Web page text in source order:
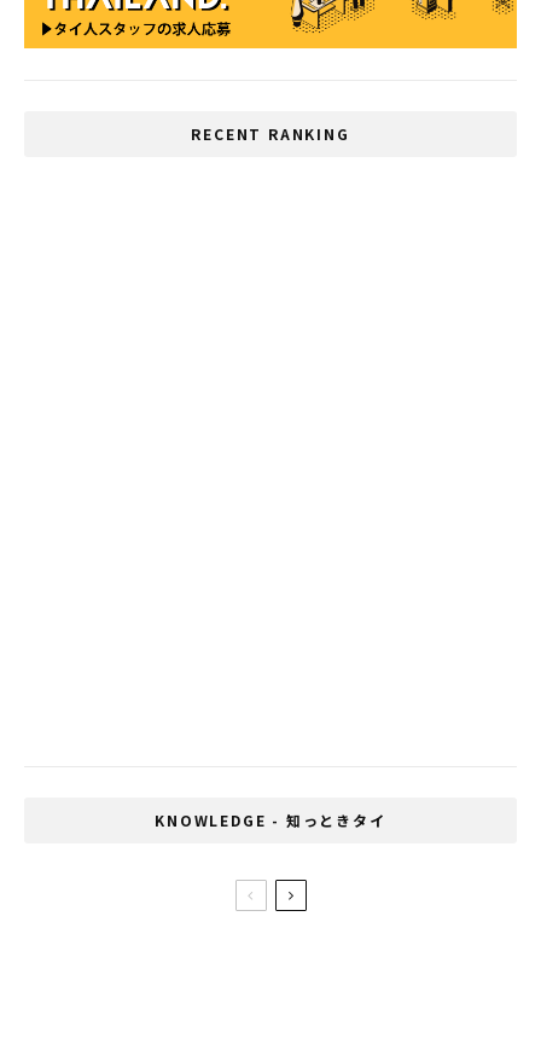
RECENT RANKING
KNOWLEDGE - 知っときタイ